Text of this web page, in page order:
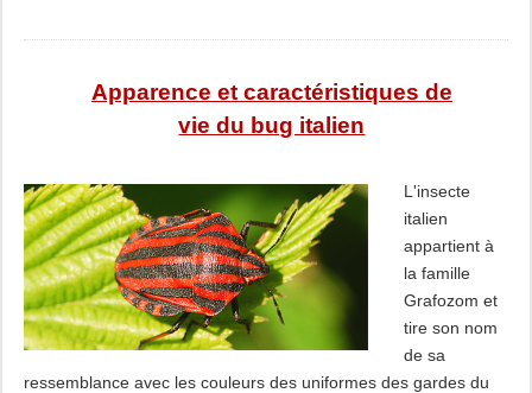
Apparence et caractéristiques de
vie du bug italien
L'insecte
italien
appartient à
la famille
Grafozom et
tire son nom
de sa
ressemblance avec les couleurs des uniformes des gardes du